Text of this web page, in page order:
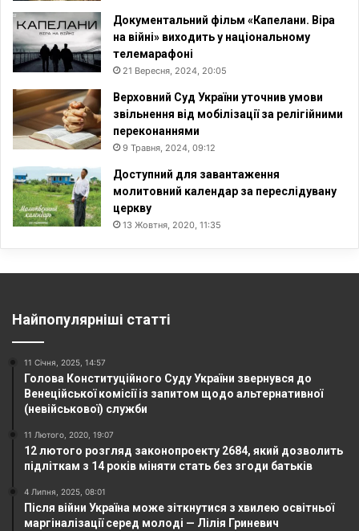
Документальний фільм «Капелани. Віра
на війні» виходить у національному
телемарафоні
21 Вересня, 2024, 20:05
Верховний Суд України уточнив умови
звільнення від мобілізації за релігійними
переконаннями
9 Травня, 2024, 09:12
Доступний для завантаження
молитовний календар за переслідувану
церкву
13 Жовтня, 2020, 11:35
Найпопулярніші статті
11 Січня, 2025, 14:57
Голова Конституційного Суду України звернувся до
Венеційської комісії із запитом щодо альтернативної
(невійськової) служби
11 Лютого, 2020, 19:07
12 лютого розгляд законопроекту 2684, який дозволить
підліткам з 14 років міняти стать без згоди батьків
4 Липня, 2025, 08:01
Після війни Україна може зіткнутися з хвилею освітньої
маргіналізації серед молоді — Лілія Гриневич